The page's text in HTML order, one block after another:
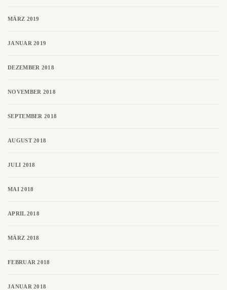
MÄRZ 2019
JANUAR 2019
DEZEMBER 2018
NOVEMBER 2018
SEPTEMBER 2018
AUGUST 2018
JULI 2018
MAI 2018
APRIL 2018
MÄRZ 2018
FEBRUAR 2018
JANUAR 2018